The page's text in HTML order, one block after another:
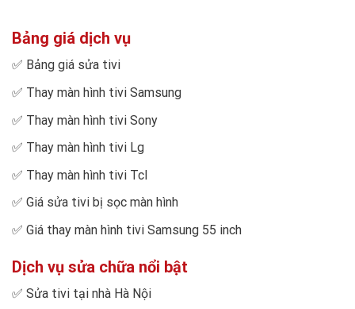
Bảng giá dịch vụ
✅ Bảng giá sửa tivi
✅ Thay màn hình tivi Samsung
✅ Thay màn hình tivi Sony
✅ Thay màn hình tivi Lg
✅ Thay màn hình tivi Tcl
✅ Giá sửa tivi bị sọc màn hình
✅ Giá thay màn hình tivi Samsung 55 inch
Dịch vụ sửa chữa nổi bật
✅ Sửa tivi tại nhà Hà Nội